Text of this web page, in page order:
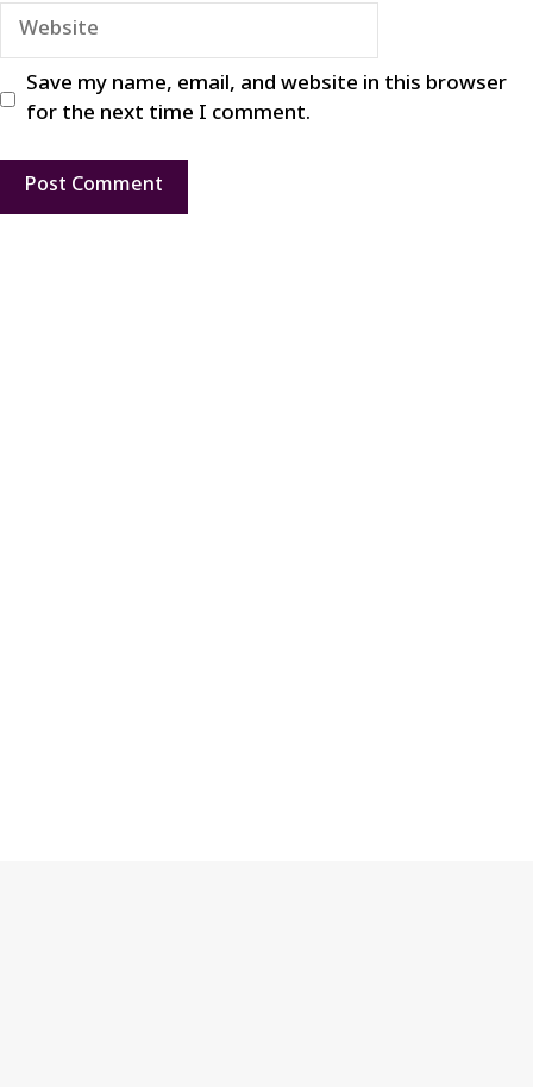
Website
Save my name, email, and website in this browser
for the next time I comment.